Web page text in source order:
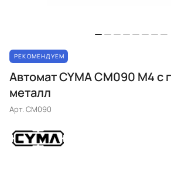
РЕКОМЕНДУЕМ
Автомат CYMA CM090 M4 с
металл
Арт.CM090